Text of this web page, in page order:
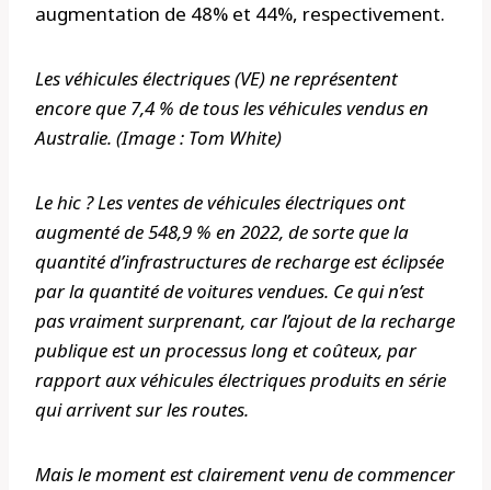
augmentation de 48% et 44%, respectivement.
Les véhicules électriques (VE) ne représentent
encore que 7,4 % de tous les véhicules vendus en
Australie. (Image : Tom White)
Le hic ? Les ventes de véhicules électriques ont
augmenté de 548,9 % en 2022, de sorte que la
quantité d’infrastructures de recharge est éclipsée
par la quantité de voitures vendues. Ce qui n’est
pas vraiment surprenant, car l’ajout de la recharge
publique est un processus long et coûteux, par
rapport aux véhicules électriques produits en série
qui arrivent sur les routes.
Mais le moment est clairement venu de commencer